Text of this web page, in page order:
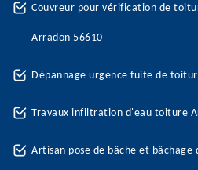
Couvreur pour vérification de
Arradon 56610
Dépannage urgence fuite de
Travaux infiltration d'eau toiture
Artisan pose de bâche et